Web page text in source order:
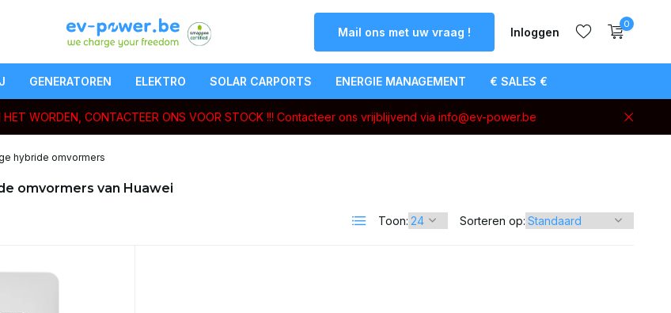
Mail ons met uw vraag ! Inloggen
0
GENERATOREN ELEKTRO SOLAR CARPORTS ENERGIE MANAGEMENT € SALES €
WORDEN, CONTACTEER ONS VOOR STOCK !!! Contacteer ons vrijblijvend via info@ev-power.be
hybride omvormers
omvormers van Huawei
Toon: Sorteren op: